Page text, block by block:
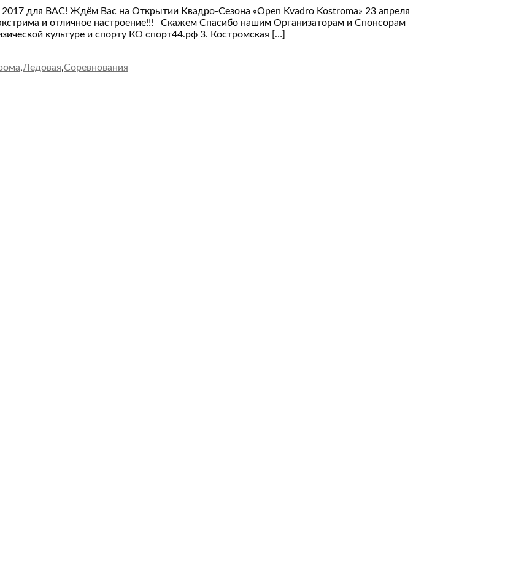
для ВАС! Ждём Вас на Открытии Квадро-Сезона «Open Kvadro Kostroma» 23 апреля
и отличное настроение!!! Скажем Спасибо нашим Организаторам и Спонсорам
культуре и спорту КО спорт44.рф 3. Костромская […]
,Ледовая,Соревнования